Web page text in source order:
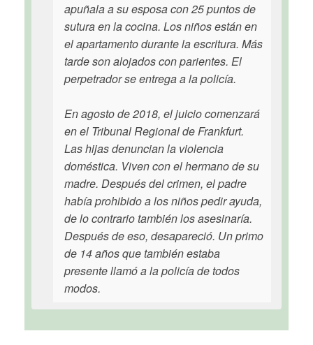
apuñala a su esposa con 25 puntos de
sutura en la cocina. Los niños están en
el apartamento durante la escritura. Más
tarde son alojados con parientes. El
perpetrador se entrega a la policía.
En agosto de 2018, el juicio comenzará
en el Tribunal Regional de Frankfurt.
Las hijas denuncian la violencia
doméstica. Viven con el hermano de su
madre. Después del crimen, el padre
había prohibido a los niños pedir ayuda,
de lo contrario también los asesinaría.
Después de eso, desapareció. Un primo
de 14 años que también estaba
presente llamó a la policía de todos
modos.